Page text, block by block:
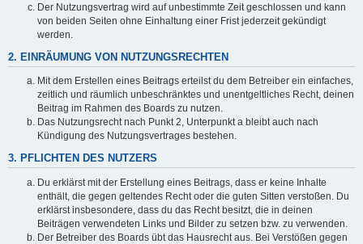
Der Nutzungsvertrag wird auf unbestimmte Zeit geschlossen und kann
von beiden Seiten ohne Einhaltung einer Frist jederzeit gekündigt
werden.
2. EINRÄUMUNG VON NUTZUNGSRECHTEN
Mit dem Erstellen eines Beitrags erteilst du dem Betreiber ein einfaches,
zeitlich und räumlich unbeschränktes und unentgeltliches Recht, deinen
Beitrag im Rahmen des Boards zu nutzen.
Das Nutzungsrecht nach Punkt 2, Unterpunkt a bleibt auch nach
Kündigung des Nutzungsvertrages bestehen.
3. PFLICHTEN DES NUTZERS
Du erklärst mit der Erstellung eines Beitrags, dass er keine Inhalte
enthält, die gegen geltendes Recht oder die guten Sitten verstoßen. Du
erklärst insbesondere, dass du das Recht besitzt, die in deinen
Beiträgen verwendeten Links und Bilder zu setzen bzw. zu verwenden.
Der Betreiber des Boards übt das Hausrecht aus. Bei Verstößen gegen